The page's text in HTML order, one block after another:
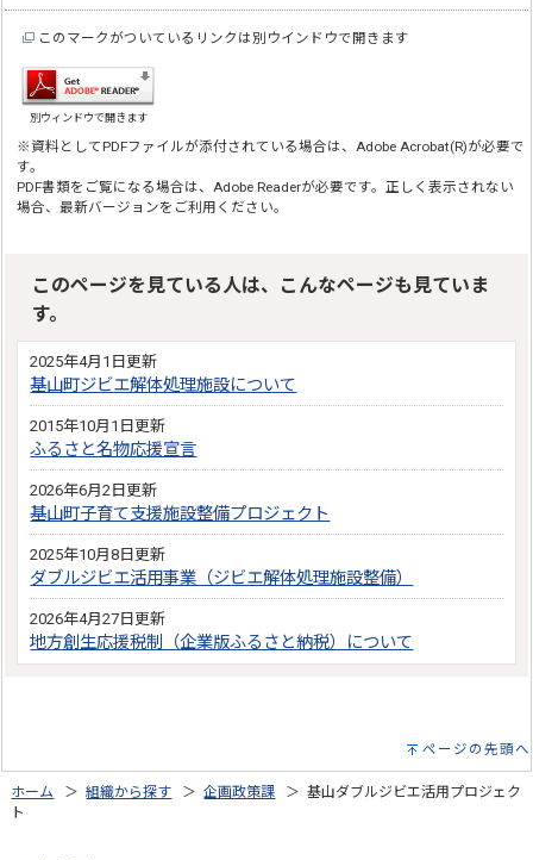
このマークがついているリンクは別ウインドウで開きます
別ウィンドウで開きます
※資料としてPDFファイルが添付されている場合は、Adobe Acrobat(R)が必要で
す。
PDF書類をご覧になる場合は、Adobe Readerが必要です。正しく表示されない
場合、最新バージョンをご利用ください。
このページを見ている人は、こんなページも見ていま
す。
2025年4月1日更新
基山町ジビエ解体処理施設について
2015年10月1日更新
ふるさと名物応援宣言
2026年6月2日更新
基山町子育て支援施設整備プロジェクト
2025年10月8日更新
ダブルジビエ活用事業（ジビエ解体処理施設整備）
2026年4月27日更新
地方創生応援税制（企業版ふるさと納税）について
ページの先頭へ
ホーム ＞組織から探す ＞企画政策課 ＞ 基山ダブルジビエ活用プロジェク
ト